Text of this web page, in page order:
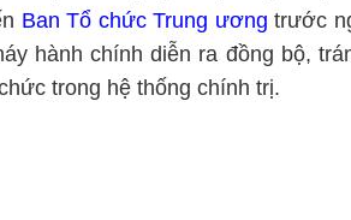
Ban Tổ chức Trung ương trước
hành chính diễn ra đồng bộ,
trong hệ thống chính trị.